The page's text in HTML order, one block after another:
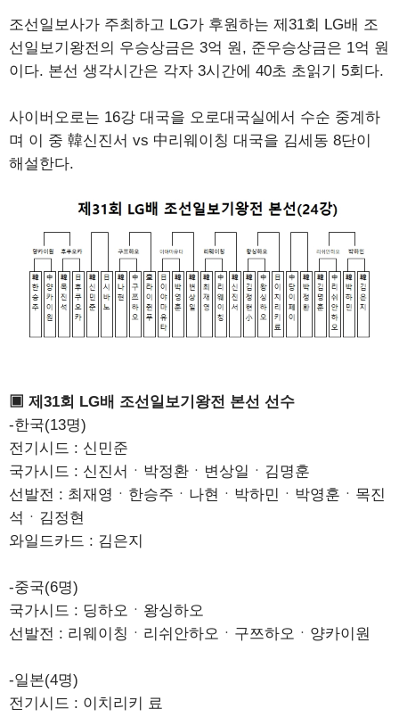
조선일보사가 주최하고 LG가 후원하는 제31회 LG배 조
선일보기왕전의 우승상금은 3억 원, 준우승상금은 1억 원
이다. 본선 생각시간은 각자 3시간에 40초 초읽기 5회다.
사이버오로는 16강 대국을 오로대국실에서 수순 중계하
며 이 중 韓신진서 vs 中리웨이칭 대국을 김세동 8단이
해설한다.
▣ 제31회 LG배 조선일보기왕전 본선 선수
-한국(13명)
전기시드 : 신민준
국가시드 : 신진서ㆍ박정환ㆍ변상일ㆍ김명훈
선발전 : 최재영ㆍ한승주ㆍ나현ㆍ박하민ㆍ박영훈ㆍ목진
석ㆍ김정현
와일드카드 : 김은지
-중국(6명)
국가시드 : 딩하오ㆍ왕싱하오
선발전 : 리웨이칭ㆍ리쉬안하오ㆍ구쯔하오ㆍ양카이원
-일본(4명)
전기시드 : 이치리키 료